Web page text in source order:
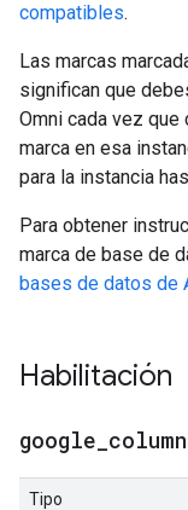
compatibles.
Las marcas
significan que
Omni cada vez
marca en esa
para la instancia
Para obtener
marca de base de
bases de datos de
Habilitación
google
Tipo